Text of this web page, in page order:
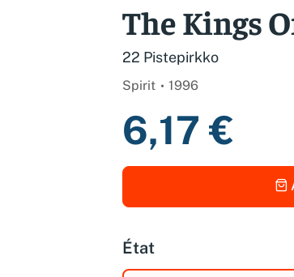
The Kings
22 Pistepirkko
Spirit 1996
6,17 €
État